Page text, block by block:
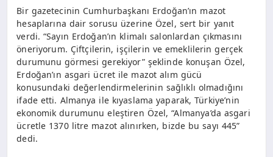
Bir gazetecinin Cumhurbaşkanı Erdoğan’ın mazot
hesaplarına dair sorusu üzerine Özel, sert bir yanıt
verdi. “Sayın Erdoğan’ın klimalı salonlardan çıkmasını
öneriyorum. Çiftçilerin, işçilerin ve emeklilerin gerçek
durumunu görmesi gerekiyor” şeklinde konuşan Özel,
Erdoğan’ın asgari ücret ile mazot alım gücü
konusundaki değerlendirmelerinin sağlıklı olmadığını
ifade etti. Almanya ile kıyaslama yaparak, Türkiye’nin
ekonomik durumunu eleştiren Özel, “Almanya’da asgari
ücretle 1370 litre mazot alınırken, bizde bu sayı 445”
dedi.